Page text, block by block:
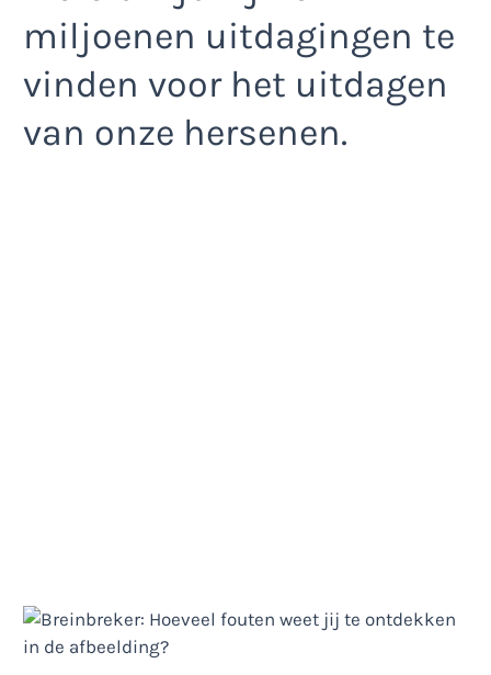
miljoenen uitdagingen te
vinden voor het uitdagen
van onze hersenen.